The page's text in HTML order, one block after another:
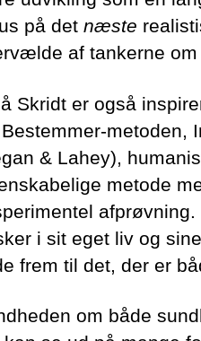
på det næste
af tankerne
Skridt er også
metoden,
& Lahey),
metode
i sit eget liv og
frem til det, der er
om både